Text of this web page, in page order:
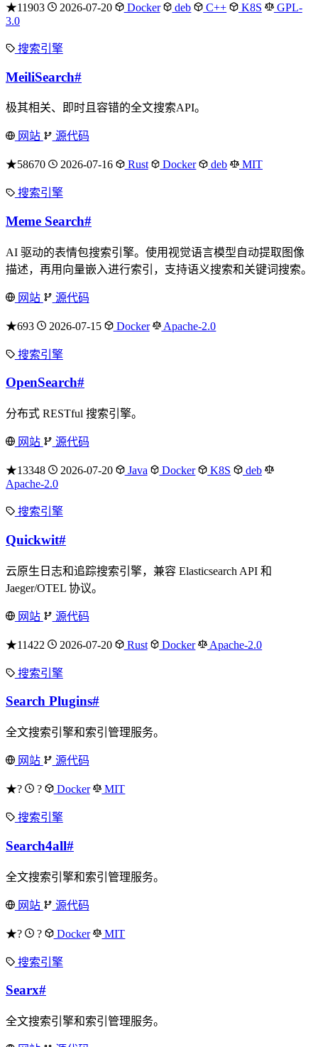
★11903 2026-07-20 Docker deb C++ K8S
GPL-
3.0
搜索引擎
MeiliSearch#
极其相关、即时且容错的全文搜索API。
网站 源代码
★58670 2026-07-16 Rust Docker deb MIT
搜索引擎
Meme Search#
AI 驱动的表情包搜索引擎。使用视觉语言模型自动提取图像
描述，再用向量嵌入进行索引，支持语义搜索和关键词搜索。
网站 源代码
★693 2026-07-15 Docker Apache-2.0
搜索引擎
OpenSearch#
分布式 RESTful 搜索引擎。
网站 源代码
★13348 2026-07-20 Java Docker K8S
deb
Apache-2.0
搜索引擎
Quickwit#
云原生日志和追踪搜索引擎，兼容 Elasticsearch API 和
Jaeger/OTEL 协议。
网站 源代码
★11422 2026-07-20 Rust Docker Apache-2.0
搜索引擎
Search Plugins#
全文搜索引擎和索引管理服务。
网站 源代码
★? ? Docker MIT
搜索引擎
Search4all#
全文搜索引擎和索引管理服务。
网站 源代码
★? ? Docker MIT
搜索引擎
Searx#
全文搜索引擎和索引管理服务。